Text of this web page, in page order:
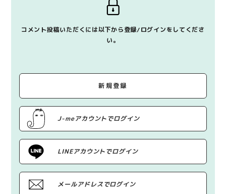
コメント投稿いただくには以下から登録/ログインをしてくださ
い。
新規登録
J-meアカウントでログイン
LINEアカウントでログイン
メールアドレスでログイン